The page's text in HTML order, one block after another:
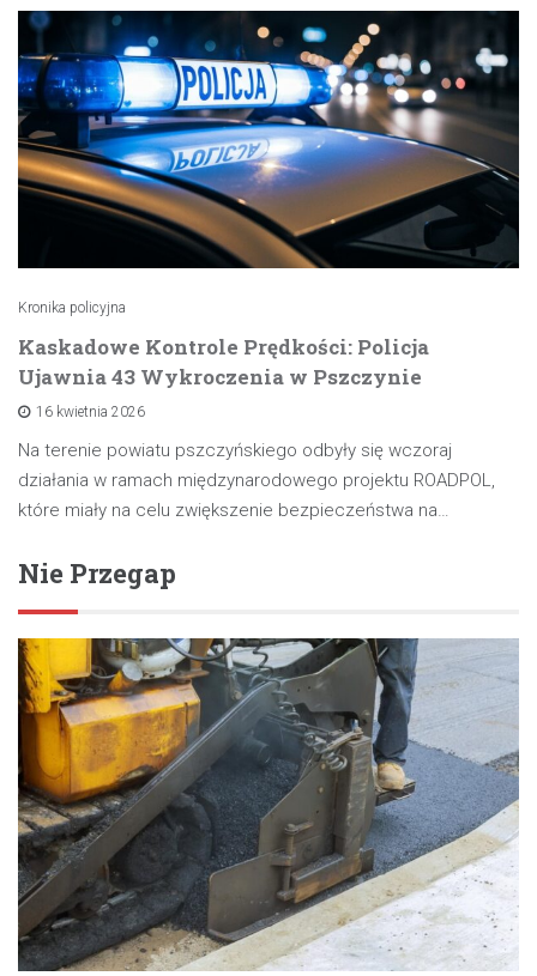
Kronika policyjna
Kaskadowe Kontrole Prędkości: Policja
Ujawnia 43 Wykroczenia w Pszczynie
16 kwietnia 2026
Na terenie powiatu pszczyńskiego odbyły się wczoraj
działania w ramach międzynarodowego projektu ROADPOL,
które miały na celu zwiększenie bezpieczeństwa na…
Nie Przegap